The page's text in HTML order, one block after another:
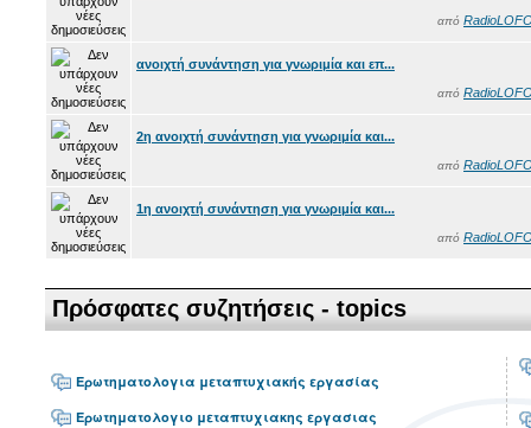
από
ανοιχτή συνάντηση για γνωριμία και επ...
από
2η ανοιχτή συνάντηση για γνωριμία και...
από
1η ανοιχτή συνάντηση για γνωριμία και...
από
Πρόσφατες συζητήσεις - topics
Ερωτηματολογια μεταπτυχιακής εργασίας
Ερωτηματολογιο μεταπτυχιακης εργασιας